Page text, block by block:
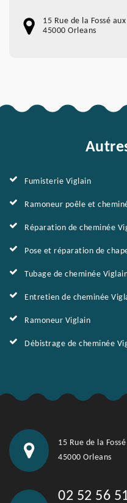
15 Rue de la Fossé
45000 Orleans
Fumisterie Viglain
Ramoneur poêle et
Réparation de cheminée
Pose et réparation de
Tubage de cheminée
Entretien de cheminée
Ramoneur Viglain
Débistrage de cheminée
15 Rue de la
45000 Orleans
02 52 56